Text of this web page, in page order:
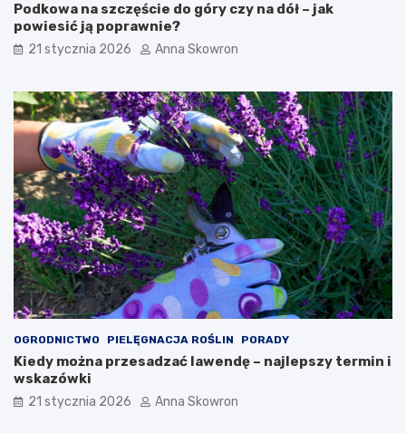
Podkowa na szczęście do góry czy na dół – jak
powiesić ją poprawnie?
21 stycznia 2026 Anna Skowron
OGRODNICTWO PIELĘGNACJA ROŚLIN PORADY
Kiedy można przesadzać lawendę – najlepszy termin i
wskazówki
21 stycznia 2026 Anna Skowron